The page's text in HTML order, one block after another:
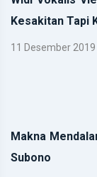
Kesakitan Tapi
11 Desember
Makna
Subono